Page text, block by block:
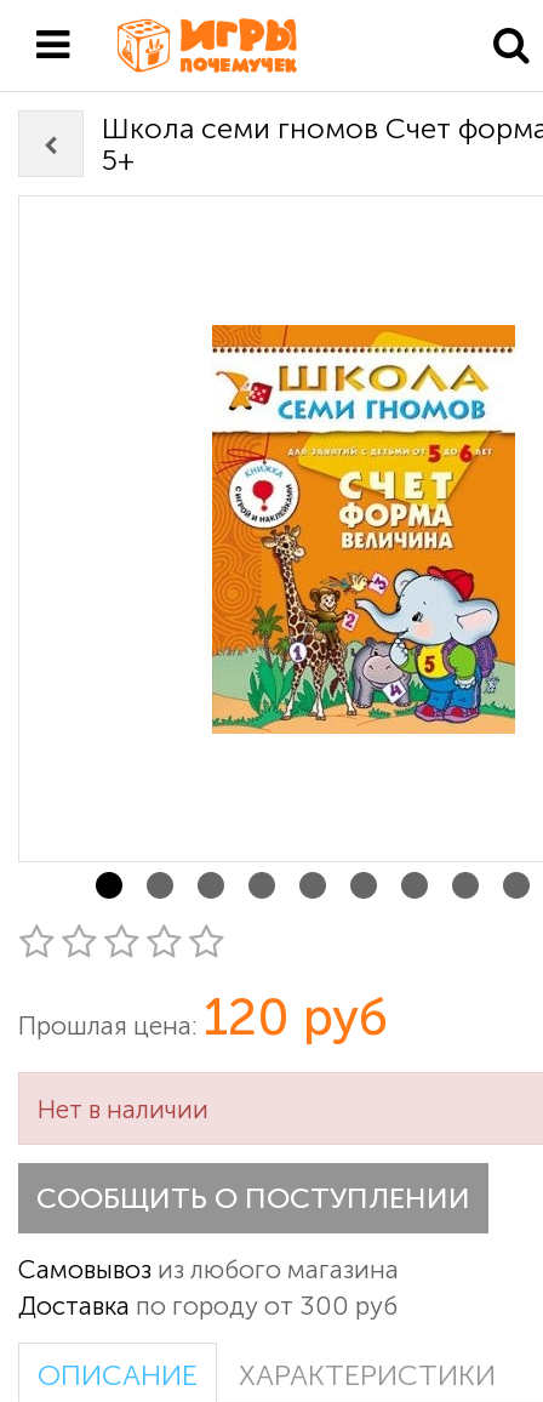
Школа семи гномов Счет
5+
Прошлая цена: 120 руб
Нет в наличии
СООБЩИТЬ О ПОСТУПЛЕНИИ
Самовывоз из любого магазина
Доставка по городу от 300 руб
ОПИСАНИЕ ХАРАКТЕРИСТИКИ